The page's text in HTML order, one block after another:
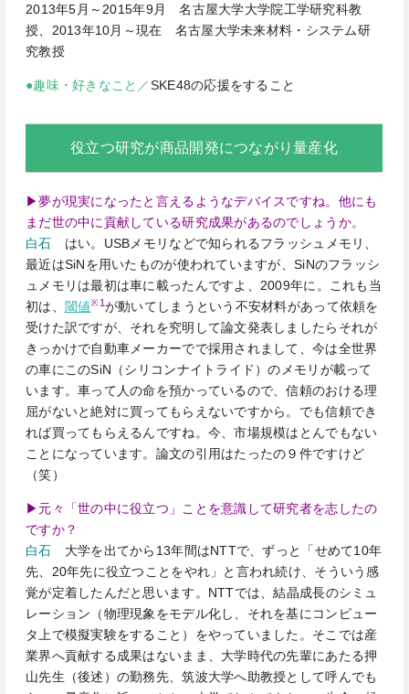
2013年5月～2015年9月 名古屋大学大学院工学研究科教
授、2013年10月～現在 名古屋大学未来材料・システム研
究教授
●趣味・好きなこと／SKE48の応援をすること
役立つ研究が商品開発につながり量産化
▶夢が現実になったと言えるようなデバイスですね。他にも
まだ世の中に貢献している研究成果があるのでしょうか。
白石 はい。USBメモリなどで知られるフラッシュメモリ、
最近はSiNを用いたものが使われていますが、SiNのフラッシ
ュメモリは最初は車に載ったんですよ、2009年に。これも当
初は、 閾値※1が動いてしまうという不安材料があって依頼を
受けた訳ですが、それを究明して論文発表しましたらそれが
きっかけで自動車メーカーでで採用されまして、今は全世界
の車にこのSiN（シリコンナイトライド）のメモリが載って
います。車って人の命を預かっているので、信頼のおける理
屈がないと絶対に買ってもらえないですから。でも信頼でき
れば買ってもらえるんですね。今、市場規模はとんでもない
ことになっています。論文の引用はたったの９件ですけど
（笑）
▶元々「世の中に役立つ」ことを意識して研究者を志したの
ですか？
白石 大学を出てから13年間はNTTで、ずっと「せめて10年
先、20年先に役立つことをやれ」と言われ続け、そういう感
覚が定着したんだと思います。NTTでは、結晶成長のシミュ
レーション（物理現象をモデル化し、それを基にコンピュー
タ上で模擬実験をすること）をやっていました。そこでは産
業界へ貢献する成果はないまま、大学時代の先輩にあたる押
山先生（後述）の勤務先、筑波大学へ助教授として呼んでも